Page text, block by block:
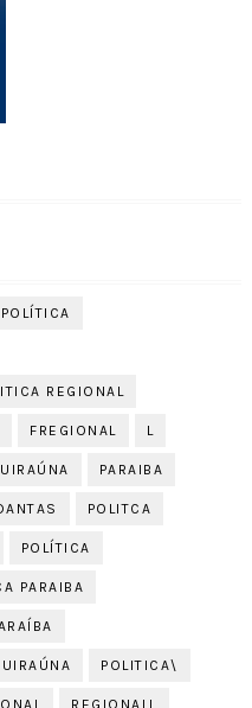
REGIONAL
FREGIONAL L
PARAIBA
POLITCA
POLÍTICA
PARAIBA
POLITICA\
REGIONALL